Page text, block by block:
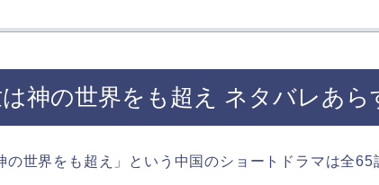
神の世界をも超え ネタバレあら
の世界をも超え」という中国のショートドラマは全65